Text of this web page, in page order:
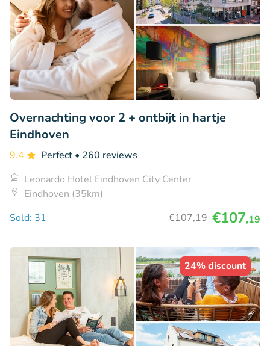
Overnachting voor 2 + ontbijt in hartje
Eindhoven
9.4 Perfect • 260 reviews
Leonardo Hotel Eindhoven City Center
Eindhoven (35km)
Sold: 31
€107,19 €107,19
24% discount